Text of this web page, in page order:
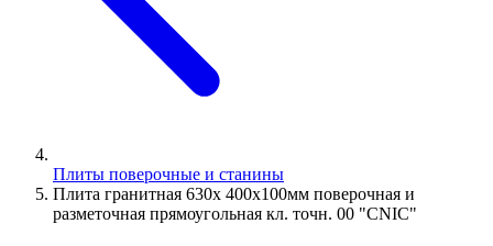
Плиты поверочные и станины
Плита гранитная 630х 400х100мм поверочная и
разметочная прямоугольная кл. точн. 00 "CNIC"